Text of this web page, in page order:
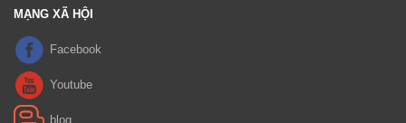
MẠNG XÃ HỘI